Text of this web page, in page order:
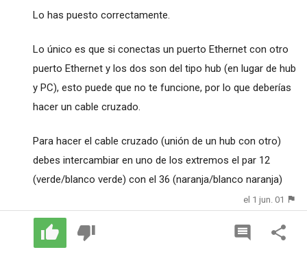
Lo has puesto correctamente.
Lo único es que si conectas un puerto Ethernet con otro
puerto Ethernet y los dos son del tipo hub (en lugar de hub
y PC), esto puede que no te funcione, por lo que deberías
hacer un cable cruzado.
Para hacer el cable cruzado (unión de un hub con otro)
debes intercambiar en uno de los extremos el par 12
(verde/blanco verde) con el 36 (naranja/blanco naranja)
el 1 jun. 01